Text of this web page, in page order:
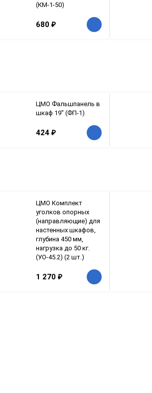
(КМ-1-50)
680 ₽
ЦМО Фальшпанель в
шкаф 19" (ФП-1)
424 ₽
ЦМО Комплект
уголков опорных
(направляющие) для
настенных шкафов,
глубина 450 мм,
нагрузка до 50 кг.
(УО-45.2) (2 шт.)
1 270 ₽